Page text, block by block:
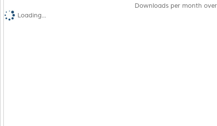
Downloads per month
Loading...